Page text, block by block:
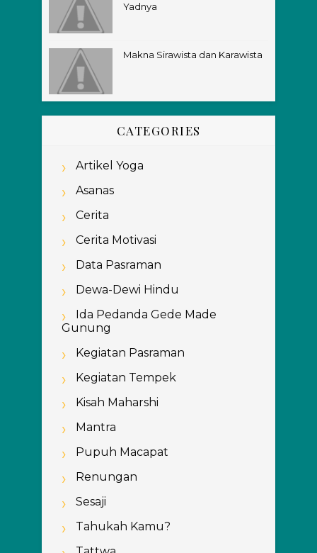
Yadnya
Makna Sirawista dan Karawista
CATEGORIES
Artikel Yoga
Asanas
Cerita
Cerita Motivasi
Data Pasraman
Dewa-Dewi Hindu
Ida Pedanda Gede Made
Gunung
Kegiatan Pasraman
Kegiatan Tempek
Kisah Maharshi
Mantra
Pupuh Macapat
Renungan
Sesaji
Tahukah Kamu?